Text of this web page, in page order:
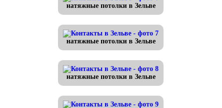
натяжные потолки в Зельве
натяжные потолки в Зельве
натяжные потолки в Зельве